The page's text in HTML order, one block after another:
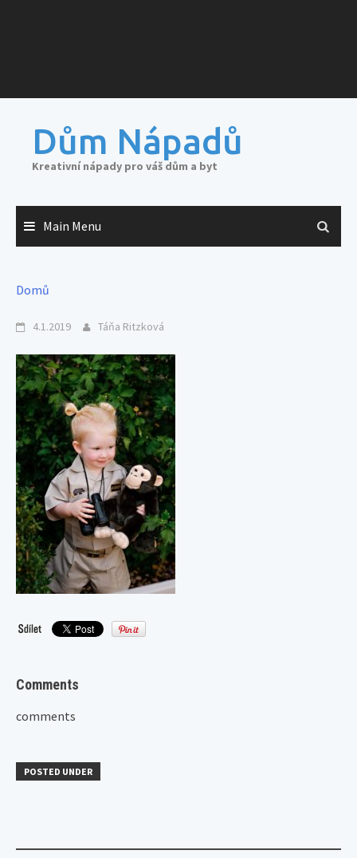
Dům Nápadů
Kreativní nápady pro váš dům a byt
Main Menu
Domů
4.1.2019 Táňa Ritzková
Comments
comments
POSTED UNDER